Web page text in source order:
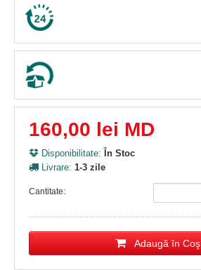
160,00 lei MD
Disponibilitate: În Stoc
Livrare: 1-3 zile
Cantitate:
Adaugă în Coş